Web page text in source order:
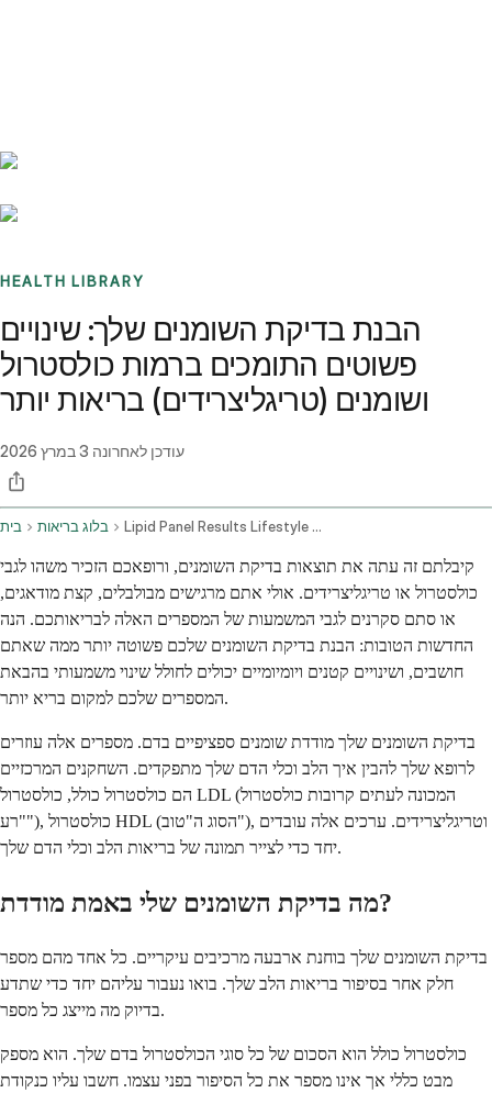
HEALTH LIBRARY
הבנת בדיקת השומנים שלך: שינויים
פשוטים התומכים ברמות כולסטרול
ושומנים (טריגליצרידים) בריאות יותר
עודכן לאחרונה 3 במרץ 2026
בית בלוג בריאות Lipid Panel Results Lifestyle Changes For Cholesterol And Triglycerides
קיבלתם זה עתה את תוצאות בדיקת השומנים, ורופאכם הזכיר משהו לגבי
כולסטרול או טריגליצרידים. אולי אתם מרגישים מבולבלים, קצת מודאגים,
או סתם סקרנים לגבי המשמעות של המספרים האלה לבריאותכם. הנה
החדשות הטובות: הבנת בדיקת השומנים שלכם פשוטה יותר ממה שאתם
חושבים, ושינויים קטנים ויומיומיים יכולים לחולל שינוי משמעותי בהבאת
המספרים שלכם למקום בריא יותר.
בדיקת השומנים שלך מודדת שומנים ספציפיים בדם. מספרים אלה עוזרים
לרופא שלך להבין איך הלב וכלי הדם שלך מתפקדים. השחקנים המרכזיים
הם כולסטרול כולל, כולסטרול LDL (המכונה לעתים קרובות כולסטרול
"רע"), כולסטרול HDL (הסוג ה"טוב"), וטריגליצרידים. ערכים אלה עובדים
יחד כדי לצייר תמונה של בריאות הלב וכלי הדם שלך.
מה בדיקת השומנים שלי באמת מודדת?
בדיקת השומנים שלך בוחנת ארבעה מרכיבים עיקריים. כל אחד מהם מספר
חלק אחר בסיפור בריאות הלב שלך. בואו נעבור עליהם יחד כדי שתדע
בדיוק מה מייצג כל מספר.
כולסטרול כולל הוא הסכום של כל סוגי הכולסטרול בדם שלך. הוא מספק
מבט כללי אך אינו מספר את כל הסיפור בפני עצמו. חשבו עליו כנקודת